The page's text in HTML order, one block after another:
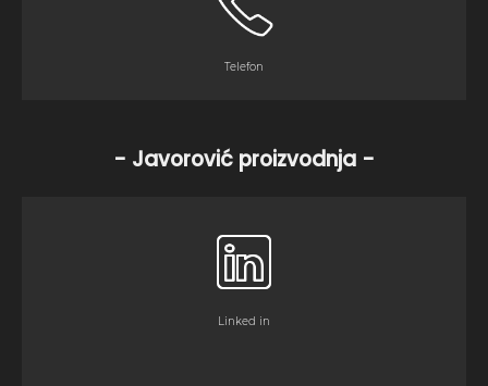
Telefon
- Javorović proizvodnja -
Linked in